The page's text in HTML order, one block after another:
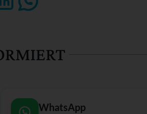
WhatsApp